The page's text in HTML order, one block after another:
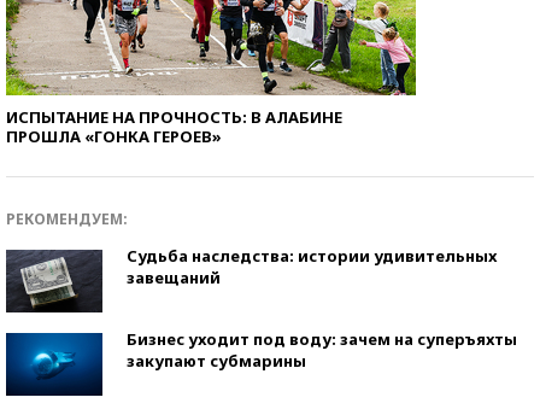
ИСПЫТАНИЕ НА ПРОЧНОСТЬ: В АЛАБИНЕ
ПРОШЛА «ГОНКА ГЕРОЕВ»
РЕКОМЕНДУЕМ:
Судьба наследства: истории удивительных
завещаний
Бизнес уходит под воду: зачем на суперъяхты
закупают субмарины